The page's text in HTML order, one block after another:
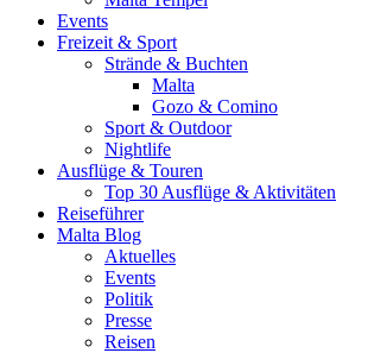
Events
Freizeit & Sport
Strände & Buchten
Malta
Gozo & Comino
Sport & Outdoor
Nightlife
Ausflüge & Touren
Top 30 Ausflüge & Aktivitäten
Reiseführer
Malta Blog
Aktuelles
Events
Politik
Presse
Reisen